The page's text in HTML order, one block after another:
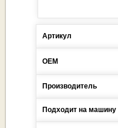
Артикул
ОЕМ
Производитель
Подходит на машину